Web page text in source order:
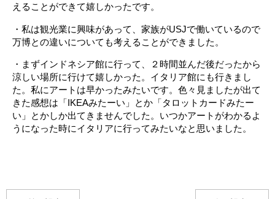
えることができて嬉しかったです。
・私は観光業に興味があって、家族がUSJで働いているので
万博との違いについても考えることができました。
・まずインドネシア館に行って、２時間並んだ後だったから
涼しい場所に行けて嬉しかった。イタリア館にも行きまし
た。私にアートは早かったみたいです。色々見ましたが出て
きた感想は「IKEAみたーい」とか「タロットカードみたー
い」とかしか出てきませんでした。いつかアートがわかるよ
うになった時にイタリアに行ってみたいなと思いました。